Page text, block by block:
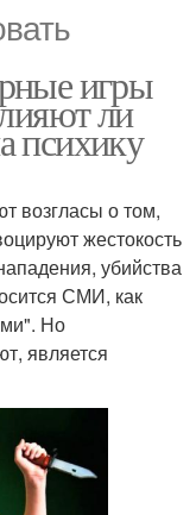
игры
ли
психику
возгласы о том,
жестокость
убийства
СМИ, как
Но
является